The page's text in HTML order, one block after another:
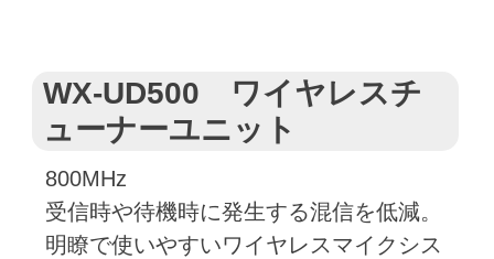
WX-UD500 ワイヤレスチ
ューナーユニット
800MHz
受信時や待機時に発生する混信を低減。
明瞭で使いやすいワイヤレスマイクシス